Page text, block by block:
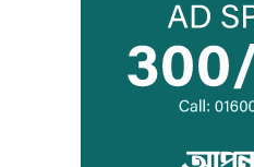
‘ভারত-
অনেক